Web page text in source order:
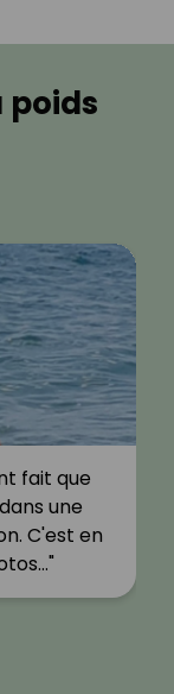
poids
fait que
une
C'est en